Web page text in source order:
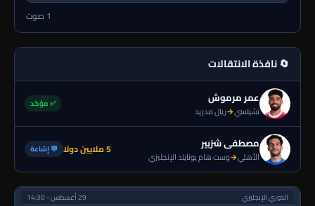
1 صوت
🔄 نافذة الانتقالات
عمر مرموش
تشيلسي→ريال مدريد
✅ مؤكد
مصطفى شزبير
الأهلي→وست هام يونايتد الإنجليزي 5 ملايين دولا 💬 إشاعة
الدوري الإنجليزي 29 أغسطس - 14:30